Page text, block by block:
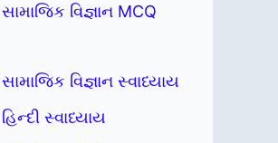
વિજ્ઞાન MCQ
વિજ્ઞાન સ્વાધ્યાય
સ્વાધ્યાય